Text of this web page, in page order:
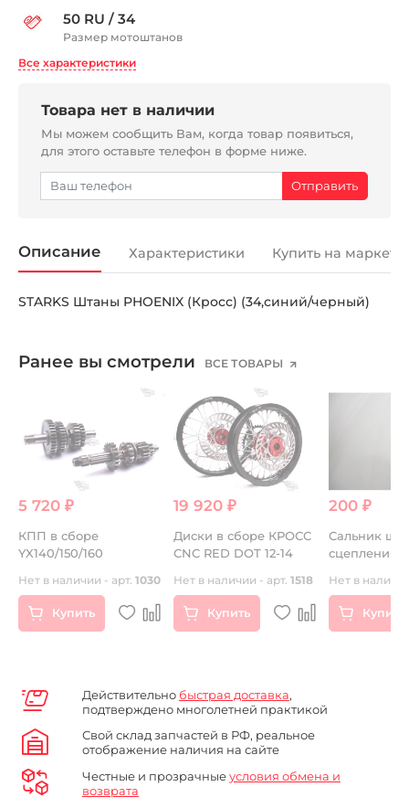
50 RU / 34
Размер мотоштанов
Все характеристики
Товара нет в наличии
Мы можем сообщить Вам, когда товар появиться,
для этого оставьте телефон в форме ниже.
Описание Характеристики Купить на
STARKS Штаны PHOENIX (Кросс) (34,синий/черный)
Ранее вы смотрели ВСЕ ТОВАРЫ
5 720 ₽
КПП в сборе
YX140/150/160
Нет в наличии - арт. 1030
Купить
19 920 ₽
Диски в сборе КРОСС
СNC RED DOT 12-14
Нет в наличии - арт. 1518
Купить
200 ₽
Сальник
сцепления
Нет в
Купить
Действительно быстрая доставка,
подтверждено многолетней практикой
Свой склад запчастей в РФ, реальное
отображение наличия на сайте
Честные и прозрачныеусловия обмена и
возврата